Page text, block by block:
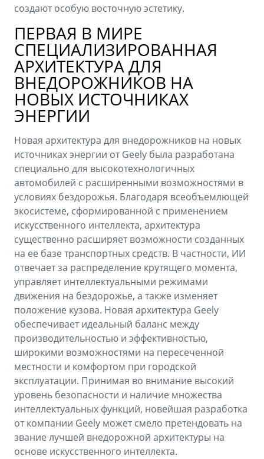
создают особую восточную эстетику.
ПЕРВАЯ В МИРЕ
СПЕЦИАЛИЗИРОВАННАЯ
АРХИТЕКТУРА ДЛЯ
ВНЕДОРОЖНИКОВ НА
НОВЫХ ИСТОЧНИКАХ
ЭНЕРГИИ
Новая архитектура для внедорожников на новых
источниках энергии от Geely была разработана
специально для высокотехнологичных
автомобилей с расширенными возможностями в
условиях бездорожья. Благодаря всеобъемлющей
экосистеме, сформированной с применением
искусственного интеллекта, архитектура
существенно расширяет возможности созданных
на ее базе транспортных средств. В частности, ИИ
отвечает за распределение крутящего момента,
управляет интеллектуальными режимами
движения на бездорожье, а также изменяет
положение кузова. Новая архитектура Geely
обеспечивает идеальный баланс между
производительностью и эффективностью,
широкими возможностями на пересеченной
местности и комфортом при городской
эксплуатации. Принимая во внимание высокий
уровень безопасности и наличие множества
интеллектуальных функций, новейшая разработка
от компании Geely может смело претендовать на
звание лучшей внедорожной архитектуры на
основе искусственного интеллекта.